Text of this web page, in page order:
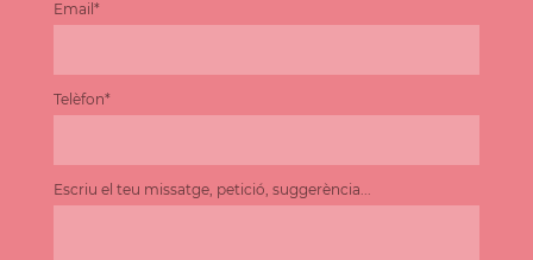
Email*
Telèfon*
Escriu el teu missatge, petició, suggerència...